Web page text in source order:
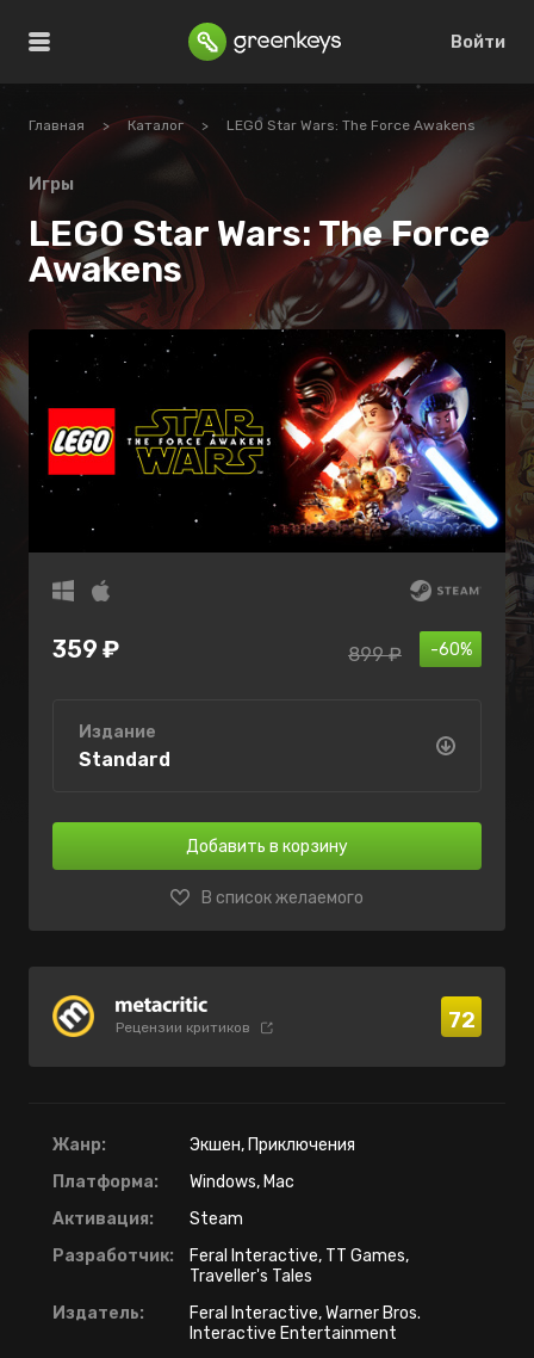
Войти
Главная > Каталог > LEGO Star Wars: The Force Awakens
Игры
LEGO Star Wars: The Force
Awakens
359 ₽ -60%
899 ₽
Издание
Standard
Добавить в корзину
В список желаемого
Рецензии критиков 72
Жанр:
Экшен, Приключения
Платформа:
Windows, Mac
Активация:
Steam
Разработчик:
Feral Interactive, TT Games,
Traveller's Tales
Издатель:
Feral Interactive, Warner Bros.
Interactive Entertainment